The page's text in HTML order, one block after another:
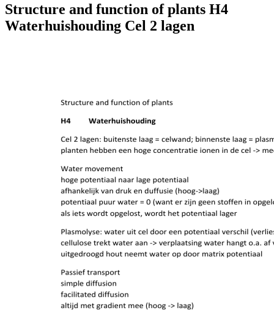
Structure and function of plants H4
Waterhuishouding Cel 2 lagen